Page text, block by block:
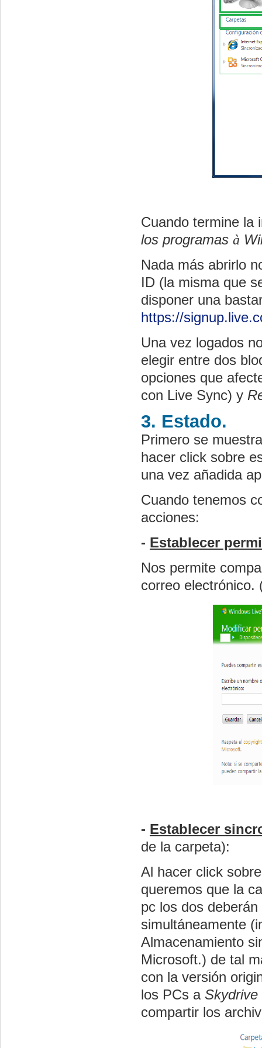
Cuando termine la
los programas à
Nada más abrirlo
ID (la misma que
disponer una
https://
Una vez logados
elegir entre dos
opciones que
con Live Sync) y
3. Estado.
Primero se
hacer click sobre
una vez añadida
Cuando tenemos
acciones:
- Establecer
Nos permite
correo electrónico.
- Establecer
de la carpeta):
Al hacer click
queremos que la
pc los dos
simultáneamente
Almacenamiento
Microsoft.) de tal
con la versión
los PCs a Skydrive
compartir los